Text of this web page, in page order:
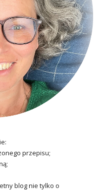
przepisu;
blog nie tylko o